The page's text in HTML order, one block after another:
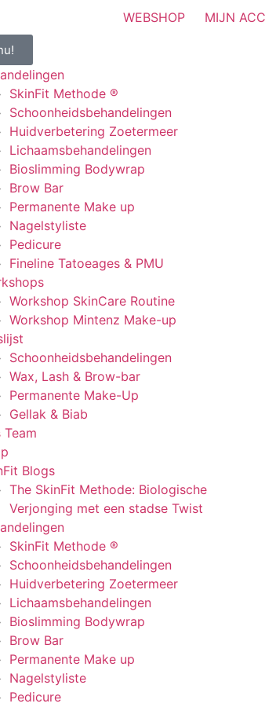
WEBSHOP MIJN
SkinFit Methode ®
Schoonheidsbehandelingen
Huidverbetering Zoetermeer
Lichaamsbehandelingen
Bioslimming Bodywrap
Brow Bar
Permanente Make up
Nagelstyliste
Pedicure
Fineline Tatoeages & PMU
Workshop SkinCare Routine
Workshop Mintenz Make-up
Schoonheidsbehandelingen
Wax, Lash & Brow-bar
Permanente Make-Up
Gellak & Biab
Team
Blogs
The SkinFit Methode: Biologische
Verjonging met een stadse Twist
SkinFit Methode ®
Schoonheidsbehandelingen
Huidverbetering Zoetermeer
Lichaamsbehandelingen
Bioslimming Bodywrap
Brow Bar
Permanente Make up
Nagelstyliste
Pedicure